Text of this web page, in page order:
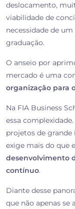
deslocamento,
viabilidade de
necessidade de
graduação.
O anseio por
mercado é uma
organização para
Na FIA Business
essa
projetos de grande
exige mais do que
desenvolvimento
contínuo.
Diante desse
que não apenas se